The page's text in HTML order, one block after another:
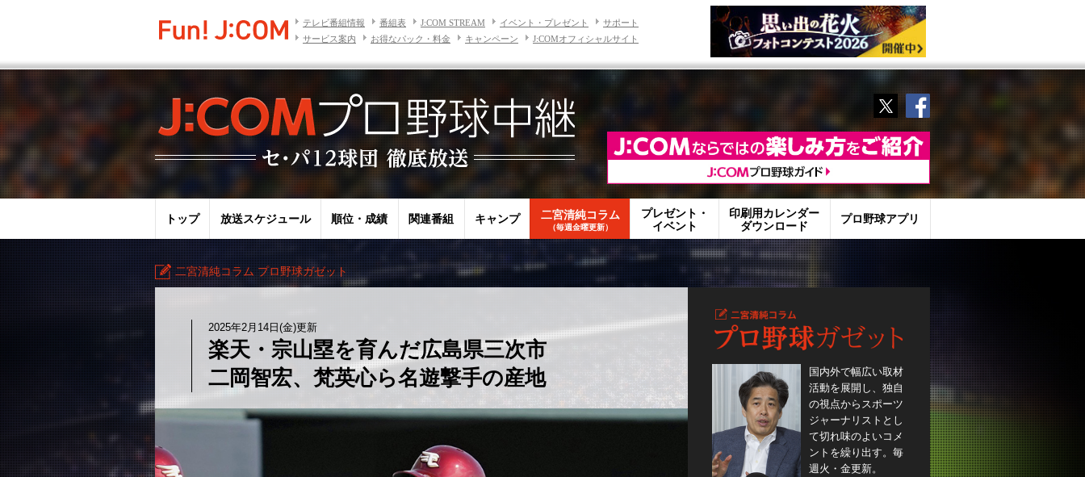
テレビ番組情報 番組表 J:COM STREAM イベント・プレゼント
サポート
サービス案内
お得なパック・料金 キャンペーン J:COMオフィシャルサイト
TwitterFacebook
トップ 放送スケジュール 順位・成績 関連番組 キャンプ 二宮清純コラム
（毎週金曜更新）
プレゼント・
イベント
印刷用カレンダー
ダウンロード
プロ野球アプリ
二宮清純コラム プロ野球ガゼット
2025年2月14日(金)更新
楽天・宗山塁を育んだ広島県三次市
二岡智宏、梵英心ら名遊撃手の産地
国内外で幅広い取材
活動を展開し、独自
の視点からスポーツ
ジャーナリストとし
て切れ味のよいコメ
ントを繰り出す。毎
週火・金更新。